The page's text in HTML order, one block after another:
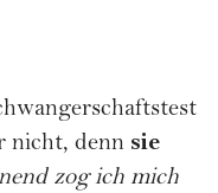
nicht, denn sie
zog ich mich